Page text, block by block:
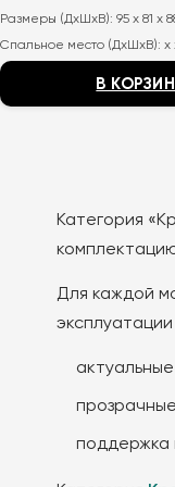
составляла
000
₽.
20
₽.
Размеры (ДхШхВ): 95 x 81 x
Спальное место (ДхШхВ): x
В
вариаций.
странице
Категория
Для каждой
поддержка